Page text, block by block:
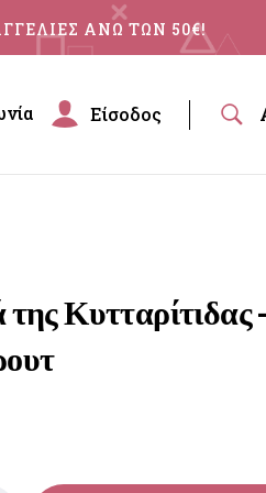
ΑΝΩ ΤΩΝ 50€!
Είσοδος
Κυτταρίτιδας